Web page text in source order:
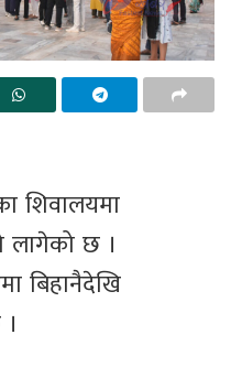
शिवालयमा
लागेको छ ।
बिहानैदेखि